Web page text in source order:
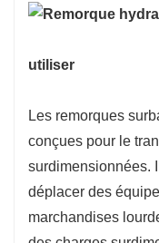
utiliser
Les remorques
conçues pour le
surdimensionnées.
déplacer des
marchandises